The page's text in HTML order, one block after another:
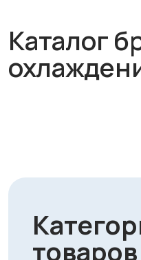
Категории
товаров